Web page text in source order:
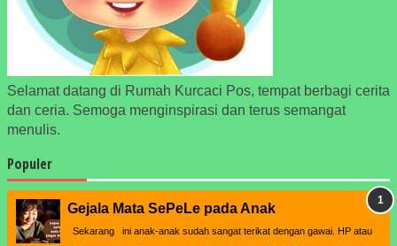
Selamat datang di Rumah Kurcaci Pos, tempat berbagi cerita
dan ceria. Semoga menginspirasi dan terus semangat
menulis.
Populer
Gejala Mata SePeLe pada Anak
Sekarang ini anak-anak sudah sangat terikat dengan gawai. HP atau